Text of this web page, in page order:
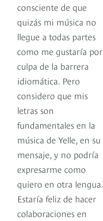
consciente de que
quizás mi música no
llegue a todas partes
como me gustaría por
culpa de la barrera
idiomática. Pero
considero que mis
letras son
fundamentales en la
música de Yelle, en su
mensaje, y no podría
expresarme como
quiero en otra lengua.
Estaría feliz de hacer
colaboraciones en